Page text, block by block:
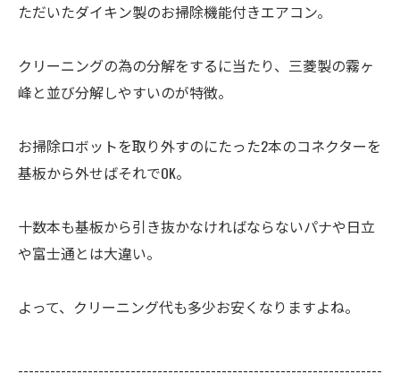
ただいたダイキン製のお掃除機能付きエアコン。
クリーニングの為の分解をするに当たり、三菱製の霧ヶ
峰と並び分解しやすいのが特徴。
お掃除ロボットを取り外すのにたった2本のコネクターを
基板から外せばそれでOK。
十数本も基板から引き抜かなければならないパナや日立
や富士通とは大違い。
よって、クリーニング代も多少お安くなりますよね。
--------------------------------------------------------------------